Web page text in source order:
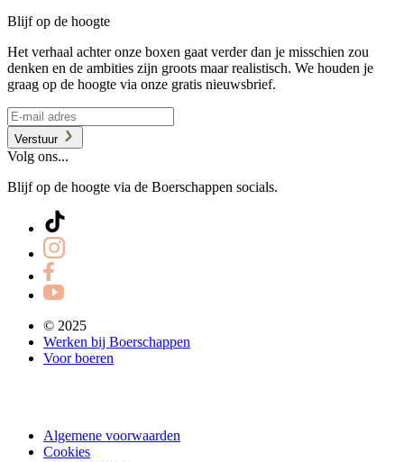
Blijf op de hoogte
Het verhaal achter onze boxen gaat verder dan je misschien zou
denken en de ambities zijn groots maar realistisch. We houden je
graag op de hoogte via onze gratis nieuwsbrief.
Verstuur
Volg ons...
Blijf op de hoogte via de Boerschappen socials.
© 2025
Werken bij Boerschappen
Voor boeren
Algemene voorwaarden
Cookies